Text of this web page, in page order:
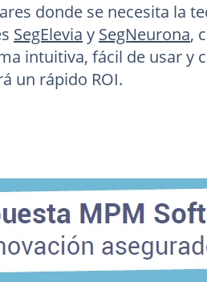
donde se necesita la
SegElevia y SegNeurona,
intuitiva, fácil de usar y
un rápido ROI.